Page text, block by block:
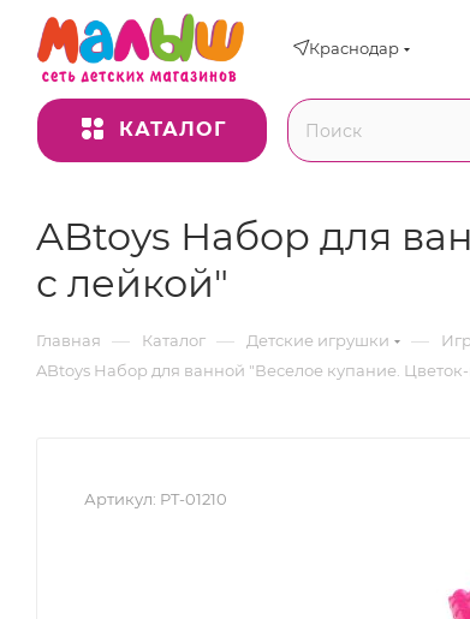
Краснодар
КАТАЛОГ
ABtoys Набор для
с лейкой"
Главная — Каталог — Детские игрушки —
ABtoys Набор для ванной "Веселое купание.
Артикул: PT-01210